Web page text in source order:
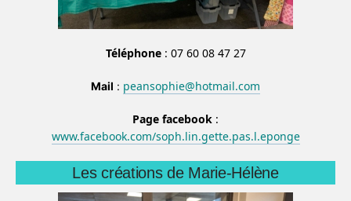
Téléphone: 07 60 08 47 27
Mail : peansophie@hotmail.com
Page facebook :
www.facebook.com/soph.lin.gette.pas.l.eponge
Les créations de Marie-Hélène